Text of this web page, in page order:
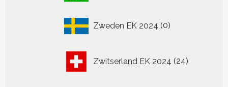
Zweden EK 2024 0
producten
Zwitserland EK 2024 24
producten